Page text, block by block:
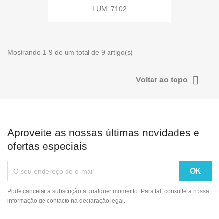
LUM17102
Mostrando 1-9 de um total de 9 artigo(s)
Voltar ao topo 
Aproveite as nossas últimas novidades e
ofertas especiais
Pode cancelar a subscrição a qualquer momento. Para tal, consulte a nossa
informação de contacto na declaração legal.